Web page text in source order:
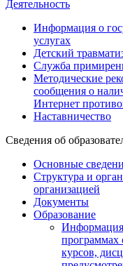
Деятельность
Информация о
услугах
Детский
Служба
Методические
сообщения о
Интернет
Наставничество
Сведения об
Основные
Структура и
организацией
Документы
Образование
Информация
программах
курсов,